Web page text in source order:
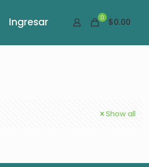
Ingresar 0 $0.00
Show all